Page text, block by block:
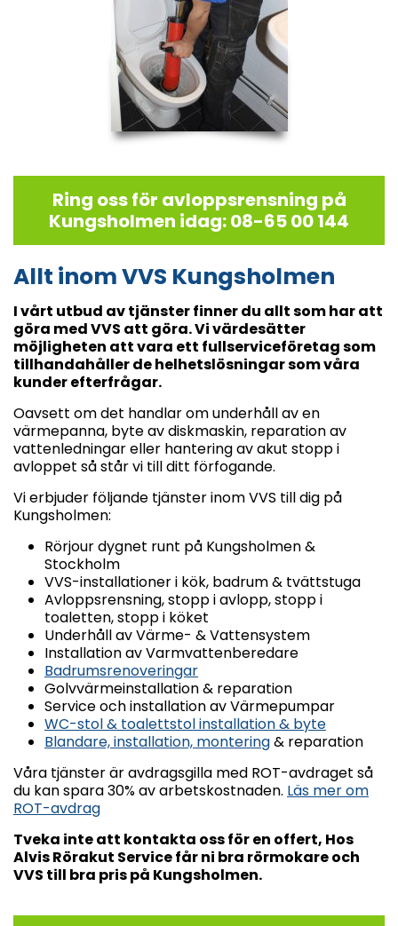
Ring oss för avloppsrensning på
Kungsholmen idag: 08-65 00 144
Allt inom VVS Kungsholmen
I vårt utbud av tjänster finner du allt som har att
göra med VVS att göra. Vi värdesätter
möjligheten att vara ett fullserviceföretag som
tillhandahåller de helhetslösningar som våra
kunder efterfrågar.
Oavsett om det handlar om underhåll av en
värmepanna, byte av diskmaskin, reparation av
vattenledningar eller hantering av akut stopp i
avloppet så står vi till ditt förfogande.
Vi erbjuder följande tjänster inom VVS till dig på
Kungsholmen:
Rörjour dygnet runt på Kungsholmen &
Stockholm
VVS-installationer i kök, badrum & tvättstuga
Avloppsrensning, stopp i avlopp, stopp i
toaletten, stopp i köket
Underhåll av Värme- & Vattensystem
Installation av Varmvattenberedare
Badrumsrenoveringar
Golvvärmeinstallation & reparation
Service och installation av Värmepumpar
WC-stol & toalettstol installation & byte
Blandare, installation, montering& reparation
Våra tjänster är avdragsgilla med ROT-avdraget så
du kan spara 30% av arbetskostnaden. Läs mer om
ROT-avdrag
Tveka inte att kontakta oss för en offert, Hos
Alvis Rörakut Service får ni bra rörmokare och
VVS till bra pris på Kungsholmen.